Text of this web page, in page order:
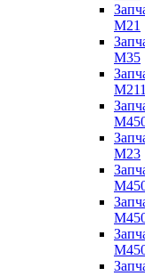
M21
M35
M211
M23